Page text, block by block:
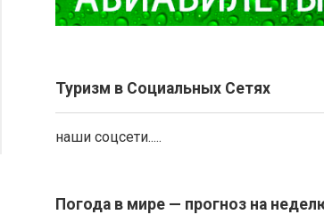
Туризм в Социальных Сетях
наши соцсети.....
Погода в мире — прогноз на